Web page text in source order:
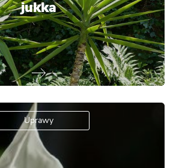
jukka
Uprawy